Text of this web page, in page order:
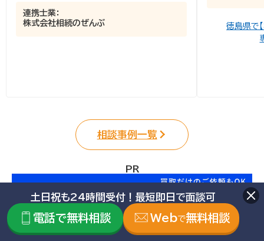
連携士業：
株式会社相続のぜんぶ
徳島県で
相談事例一覧
PR
土日祝も24時間受付！最短即日で面談可
電話で無料相談 Webで無料相談